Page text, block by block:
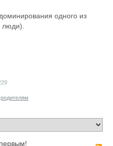
одного из
родителям